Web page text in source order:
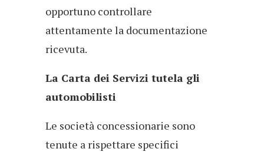
opportuno controllare
attentamente la documentazione
ricevuta.
La Carta dei Servizi tutela gli
automobilisti
Le società concessionarie sono
tenute a rispettare specifici